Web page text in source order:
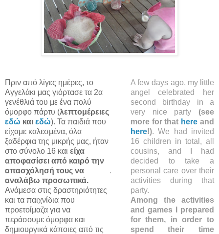
Πριν από λίγες ημέρες, το
Αγγελάκι μας γιόρτασε τα 2α
γενέθλιά του με ένα πολύ
όμορφο πάρτυ (λεπτομέρειες
εδώ και εδώ). Τα παιδιά που
είχαμε καλεσμένα, όλα
ξαδέρφια της μικρής μας, ήταν
στο σύνολο 16 και είχα
αποφασίσει από καιρό την
απασχόλησή τους να
αναλάβω προσωπικά.
Ανάμεσα στις δραστηριότητες
και τα παιχνίδια που
προετοίμαζα για να
περάσουμε όμορφα και
δημιουργικά κάποιες από τις
A few days ago, my little
angel celebrated her
second birthday in a
very nice party (see
more for that here and
here!). We had invited
16 children in total, all
cousins, and I had
decided to take a
personal care over their
activities during that
party.
Among the activities
and games I prepared
for them, in order to
spend their time
.